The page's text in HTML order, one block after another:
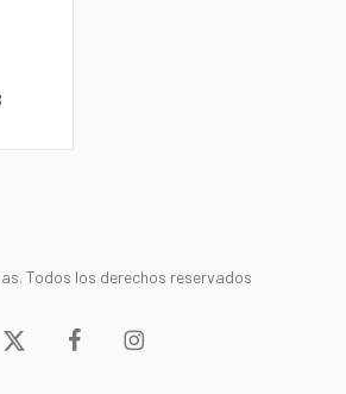
Todos los derechos reservados
x-
facebookinstagram